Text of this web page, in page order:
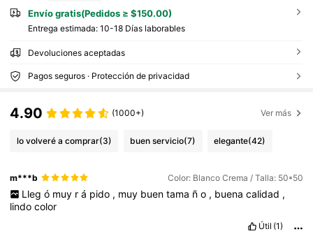
Envío gratis(Pedidos ≥ $150.00)
Entrega estimada: 10-18 Días laborables
Devoluciones aceptadas
Pagos seguros · Protección de privacidad
4.90 (1000+) Ver más
lo volveré a comprar(3) buen servicio(7) elegante(42)
m***b Color: Blanco Crema / Talla: 50*50
Lleg ó muy r á pido , muy buen tama ñ o , buena calidad ,
lindocolor
Útil (1)